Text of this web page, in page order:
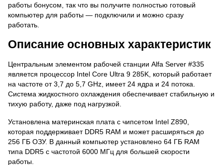
работы бонусом, так что вы получите полностью готовый
компьютер для работы — подключили и можно сразу
работать.
Описание основных характеристик
Центральным элементом рабочей станции Alfa Server #335
является процессор Intel Core Ultra 9 285K, который работает
на частоте от 3,7 до 5,7 GHz, имеет 24 ядра и 24 потока.
Система жидкостного охлаждения обеспечивает стабильную и
тихую работу, даже под нагрузкой.
Установлена материнская плата с чипсетом Intel Z890,
которая поддерживает DDR5 RAM и может расширяться до
256 ГБ ОЗУ. В данный компьютер установлено 64 ГБ RAM
типа DDR5 с частотой 6000 МГц для большей скорости
работы.